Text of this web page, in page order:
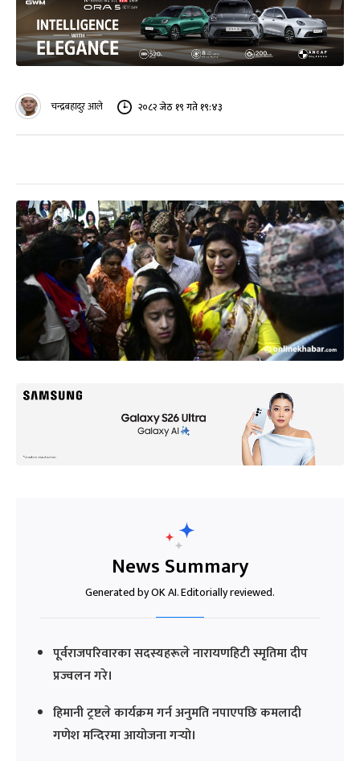
चन्द्रबहादुर आले २०८२ जेठ १९ गते १९:४३
News Summary
Generated by OK AI. Editorially reviewed.
पूर्वराजपरिवारका सदस्यहरूले नारायणहिटी स्मृतिमा दीप
प्रज्वलन गरे।
हिमानी ट्रष्टले कार्यक्रम गर्न अनुमति नपाएपछि कमलादी
गणेश मन्दिरमा आयोजना गर्‍यो।